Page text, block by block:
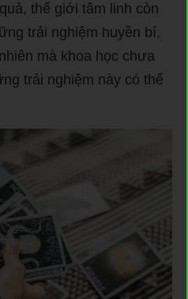
thế giới tâm linh còn
trải nghiệm huyền bí,
mà khoa học chưa
trải nghiệm này có thể